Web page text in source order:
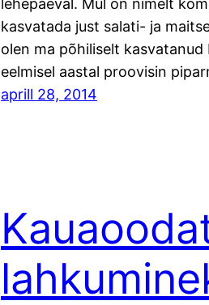
lehepäeval. Mul on nimelt
kasvatada just salati- ja
olen ma põhiliselt kasvatanud
eelmisel aastal proovisin
aprill 28, 2014